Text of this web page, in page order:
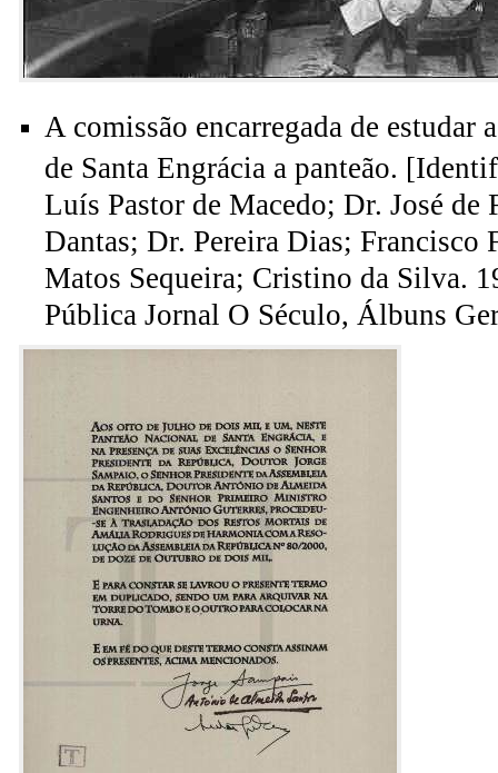
A comissão encarregada de estudar
de Santa Engrácia a panteão.
Luís Pastor de Macedo; Dr. José
Dantas; Dr. Pereira Dias; Francisco
Matos Sequeira; Cristino da Silva.
Pública Jornal O Século, Álbuns